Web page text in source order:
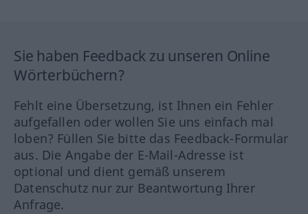
Sie haben Feedback zu unseren Online
Wörterbüchern?
Fehlt eine Übersetzung, ist Ihnen ein Fehler
aufgefallen oder wollen Sie uns einfach mal
loben? Füllen Sie bitte das Feedback-Formular
aus. Die Angabe der E-Mail-Adresse ist
optional und dient gemäß unserem
Datenschutz nur zur Beantwortung Ihrer
Anfrage.